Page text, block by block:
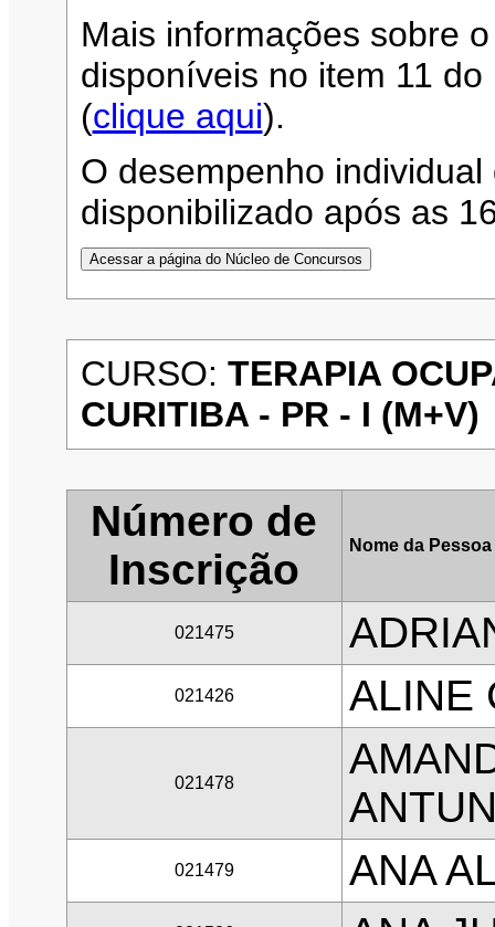
Mais informações sobre
disponíveis no item 11
(clique aqui).
O desempenho
disponibilizado após as
CURSO: TERAPIA
CURITIBA - PR - I (M+V)
Número de
Inscrição
Nome da
021475
021426 ALINE
021478
021479 ANA